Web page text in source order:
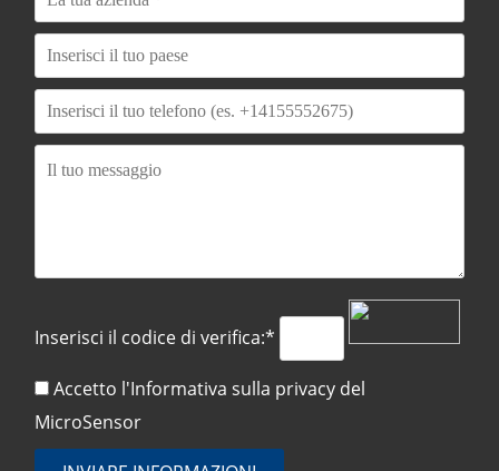
Inserisci il codice di verifica:*
Accetto l'Informativa sulla privacy del
MicroSensor